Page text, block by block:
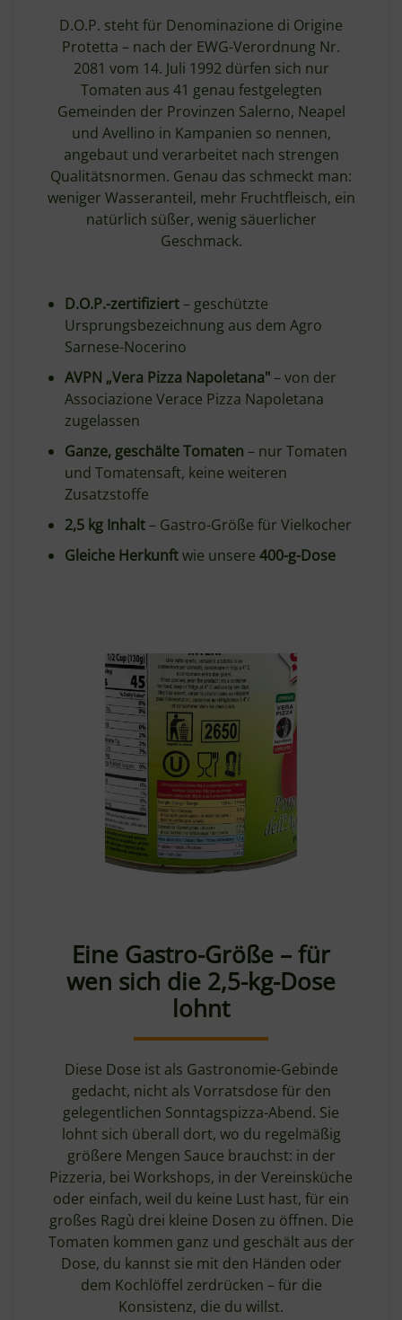
D.O.P. steht für Denominazione di Origine
Protetta – nach der EWG-Verordnung Nr.
2081 vom 14. Juli 1992 dürfen sich nur
Tomaten aus 41 genau festgelegten
Gemeinden der Provinzen Salerno, Neapel
und Avellino in Kampanien so nennen,
angebaut und verarbeitet nach strengen
Qualitätsnormen. Genau das schmeckt man:
weniger Wasseranteil, mehr Fruchtfleisch, ein
natürlich süßer, wenig säuerlicher
Geschmack.
D.O.P.-zertifiziert– geschützte
Ursprungsbezeichnung aus dem Agro
Sarnese-Nocerino
AVPN „Vera Pizza Napoletana"– von der
Associazione Verace Pizza Napoletana
zugelassen
Ganze, geschälte Tomaten – nur Tomaten
und Tomatensaft, keine weiteren
Zusatzstoffe
2,5 kg Inhalt– Gastro-Größe für Vielkocher
Gleiche Herkunftwie unsere 400-g-Dose
Eine Gastro-Größe – für
wen sich die 2,5-kg-Dose
lohnt
Diese Dose ist als Gastronomie-Gebinde
gedacht, nicht als Vorratsdose für den
gelegentlichen Sonntagspizza-Abend. Sie
lohnt sich überall dort, wo du regelmäßig
größere Mengen Sauce brauchst: in der
Pizzeria, bei Workshops, in der Vereinsküche
oder einfach, weil du keine Lust hast, für ein
großes Ragù drei kleine Dosen zu öffnen. Die
Tomaten kommen ganz und geschält aus der
Dose, du kannst sie mit den Händen oder
dem Kochlöffel zerdrücken – für die
Konsistenz, die du willst.